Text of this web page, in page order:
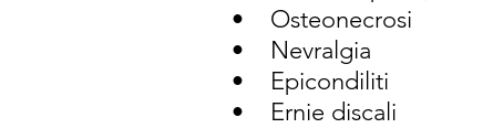
• Osteonecrosi
• Nevralgia
• Epicondiliti
• Ernie discali